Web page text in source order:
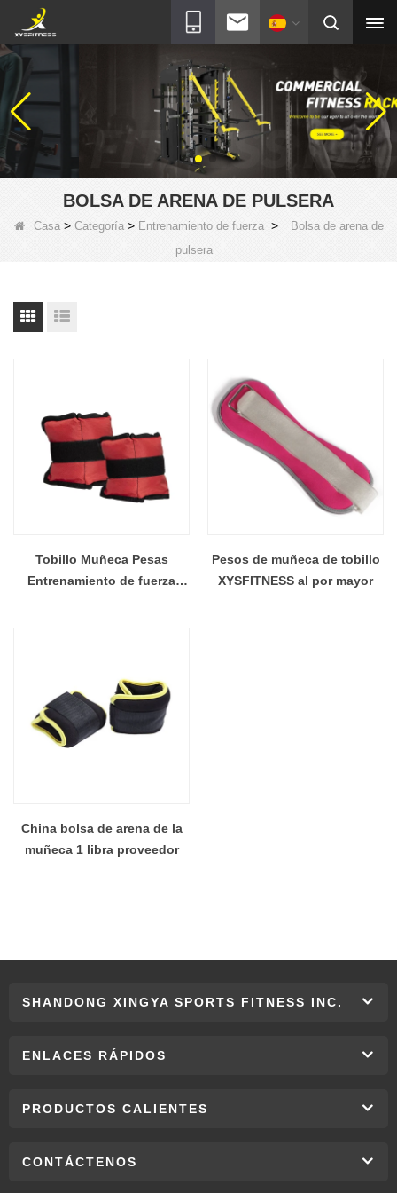
BOLSA DE ARENA DE PULSERA
Casa> Categoría> Entrenamiento de fuerza>
Bolsa de arena de
pulsera
Tobillo Muñeca Pesas
Entrenamiento de fuerza
Pesos de muñeca de tobillo
XYSFITNESS al por mayor
China bolsa de arena de la
muñeca 1 libra proveedor
SHANDONG XINGYA SPORTS FITNESS INC.
ENLACES RÁPIDOS
PRODUCTOS CALIENTES
CONTÁCTENOS